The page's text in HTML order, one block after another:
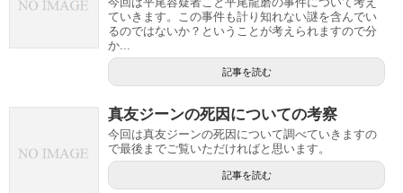
ていきます。この事件も計り知れない謎を含んでい
るのではないか？ということが考えられますので分
か...
記事を読む
真友ジーンの死因についての考察
今回は真友ジーンの死因について調べていきますの
で最後までご覧いただければと思います。
記事を読む